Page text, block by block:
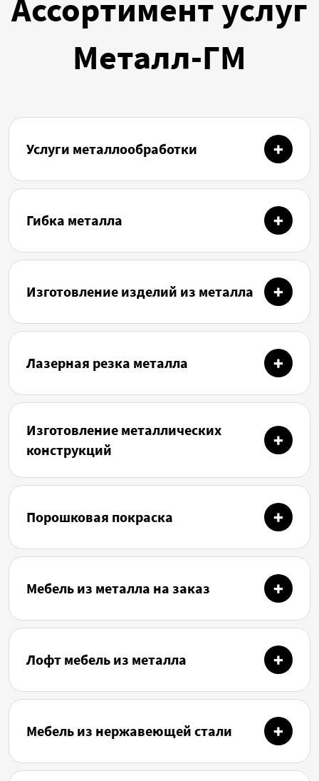
Ассортимент услуг
Металл-ГМ
Услуги металлообработки
Гибка металла
Изготовление изделий из металла
Лазерная резка металла
Изготовление металлических
конструкций
Порошковая покраска
Мебель из металла на заказ
Лофт мебель из металла
Мебель из нержавеющей стали